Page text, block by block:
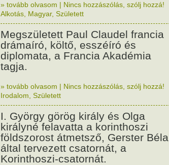
» tovább olvasom | Nincs hozzászólás, szólj hozzá!
Alkotás Magyar, Született
Megszületett Paul Claudel francia
drámaíró, költő, esszéíró és
diplomata, a Francia Akadémia
tagja.
» tovább olvasom | Nincs hozzászólás, szólj hozzá!
Irodalom Született
I. György görög király és Olga
királyné felavatta a korinthoszi
földszorost átmetsző, Gerster Béla
által tervezett csatornát, a
Korinthoszi-csatornát.